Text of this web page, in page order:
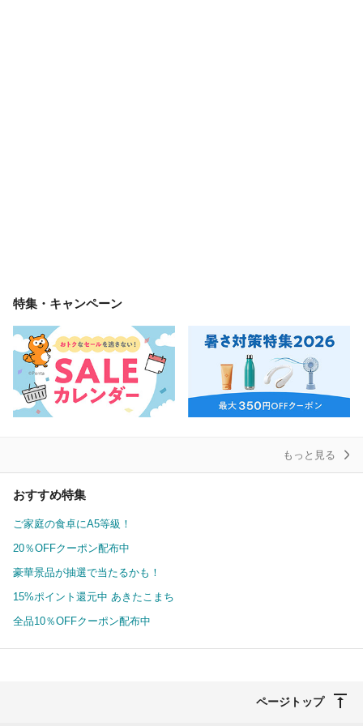
特集・キャンペーン
もっと見る
おすすめ特集
ご家庭の食卓にA5等級！
20％OFFクーポン配布中
豪華景品が抽選で当たるかも！
15%ポイント還元中 あきたこまち
全品10％OFFクーポン配布中
ページトップ